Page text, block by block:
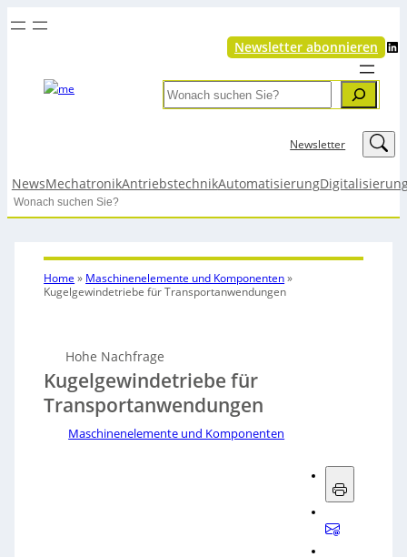
Newsletter abonnieren LinkedIn
Search
Newsletter LinkedIn
NewsMechatronikAntriebstechnikAutomatisierung
Search
Home » Maschinenelemente und Komponenten»
Kugelgewindetriebe für Transportanwendungen
Hohe Nachfrage
Kugelgewindetriebe für
Transportanwendungen
Maschinenelemente und Komponenten